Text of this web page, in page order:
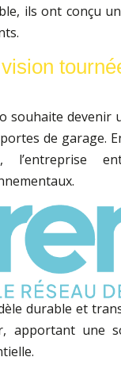
ils ont conçu
souhaite devenir
de garage.
l’entreprise
durable et
apportant une